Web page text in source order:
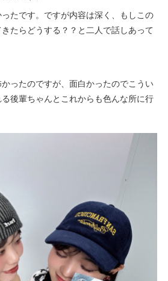
たです。ですが内容は深く、もしこの
たらどうする？？と二人で話しあって
ったのですが、面白かったのでこうい
後輩ちゃんとこれからも色んな所に行